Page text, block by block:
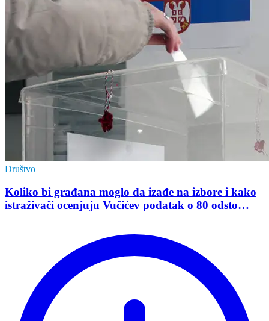
Društvo
Koliko bi građana moglo da izađe na izbore i kako
istraživači ocenjuju Vučićev podatak o 80 odsto